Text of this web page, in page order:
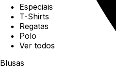
Especiais
T-Shirts
Regatas
Polo
Ver todos
Blusas